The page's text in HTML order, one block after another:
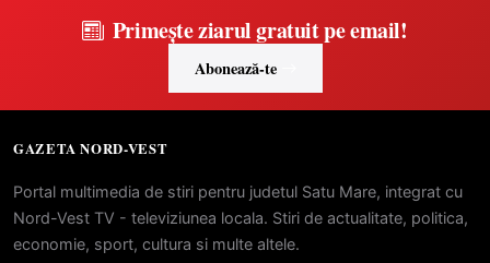
Primește ziarul gratuit pe email!
Abonează-te
GAZETA NORD-VEST
Portal multimedia de stiri pentru judetul Satu Mare, integrat cu
Nord-Vest TV - televiziunea locala. Stiri de actualitate, politica,
economie, sport, cultura si multe altele.